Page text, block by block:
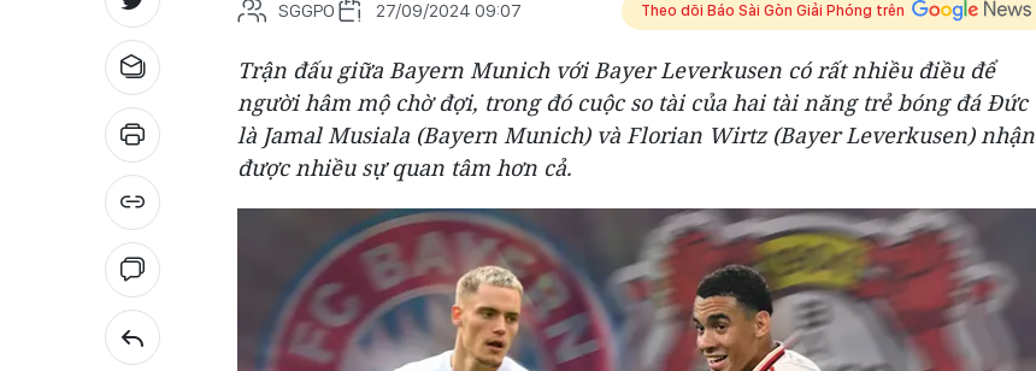
SGGPO 27/09/2024 09:07 Theo dõi Báo Sài Gòn Giải Phóng trên
Trận đấu giữa Bayern Munich với Bayer Leverkusen có rất nhiều điều để
người hâm mộ chờ đợi, trong đó cuộc so tài của hai tài năng trẻ bóng đá Đức
là Jamal Musiala (Bayern Munich) và Florian Wirtz (Bayer Leverkusen) nhận
được nhiều sự quan tâm hơn cả.